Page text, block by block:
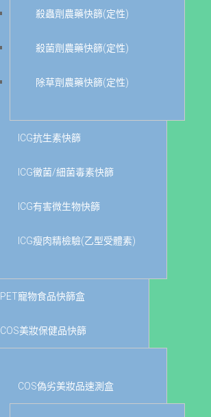
殺蟲劑農藥快篩(定性)
殺菌劑農藥快篩(定性)
除草劑農藥快篩(定性)
ICG抗生素快篩
ICG黴菌/細菌毒素快篩
ICG有害微生物快篩
ICG瘦肉精檢驗(乙型受體素)
PET寵物食品快篩盒
COS美妝保健品快篩
COS偽劣美妝品速測盒